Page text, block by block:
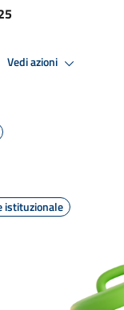
Vedi azioni
istituzionale